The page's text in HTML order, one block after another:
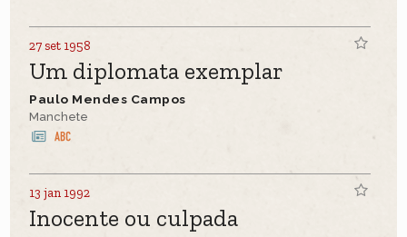
27 set 1958
Um diplomata exemplar
Paulo Mendes Campos
Manchete
13 jan 1992
Inocente ou culpada